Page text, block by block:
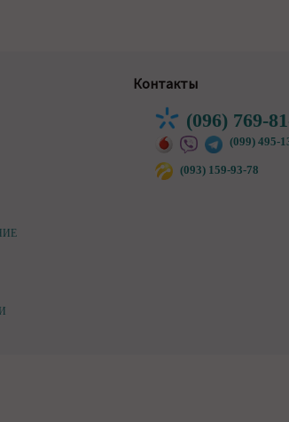
Контакты
(096) 769-
(099) 495-
(093) 159-93-78